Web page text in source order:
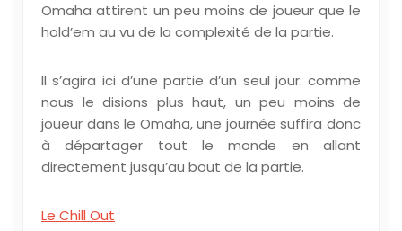
Omaha attirent un peu moins de joueur que le
hold’em au vu de la complexité de la partie.
Il s’agira ici d’une partie d’un seul jour: comme
nous le disions plus haut, un peu moins de
joueur dans le Omaha, une journée suffira donc
à départager tout le monde en allant
directement jusqu’au bout de la partie.
Le Chill Out